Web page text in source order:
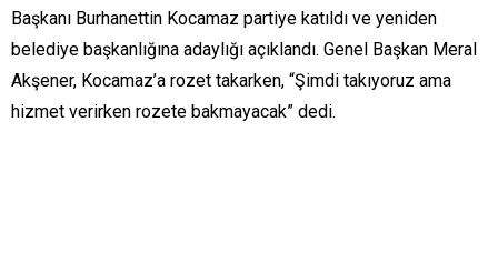
Başkanı Burhanettin Kocamaz partiye katıldı ve yeniden
belediye başkanlığına adaylığı açıklandı. Genel Başkan Meral
Akşener, Kocamaz’a rozet takarken, “Şimdi takıyoruz ama
hizmet verirken rozete bakmayacak” dedi.